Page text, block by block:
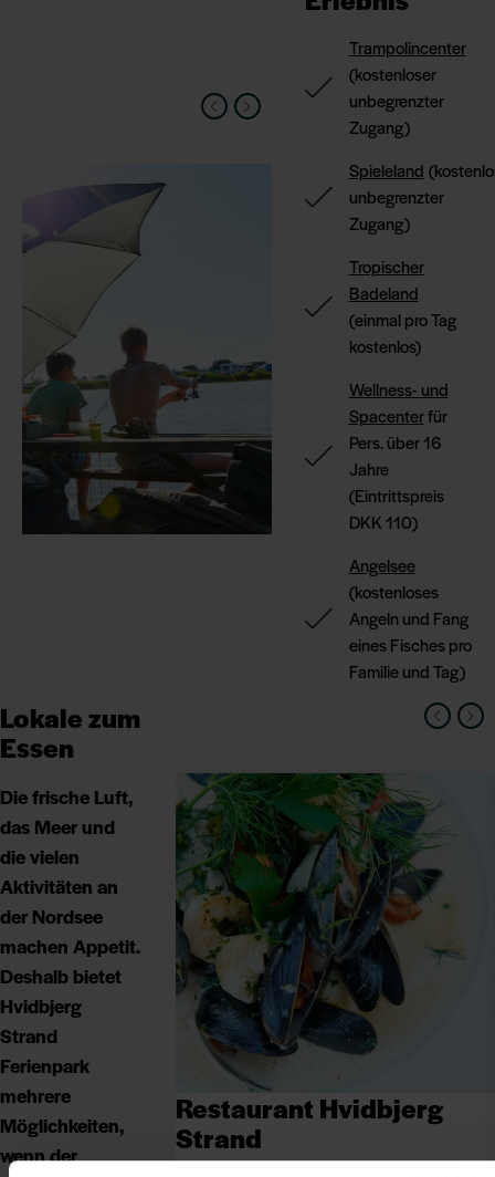
Trampolincenter
(kostenloser
unbegrenzter
Zugang)
Spieleland
unbegrenzter
Zugang)
Tropischer
Badeland
(einmal pro Tag
kostenlos)
Wellness- und
Spacenterfür
Pers. über 16
Jahre
(Eintrittspreis
DKK 110)
Angelsee
(kostenloses
Angeln und Fang
eines Fisches pro
Familie und Tag)
Lokale zum
Essen
Die frische Luft,
das Meer und
die vielen
Aktivitäten an
der Nordsee
machen Appetit.
Deshalb bietet
Hvidbjerg
Strand
Ferienpark
mehrere
Möglichkeiten,
wenn der
Restaurant Hvidbjerg
Strand